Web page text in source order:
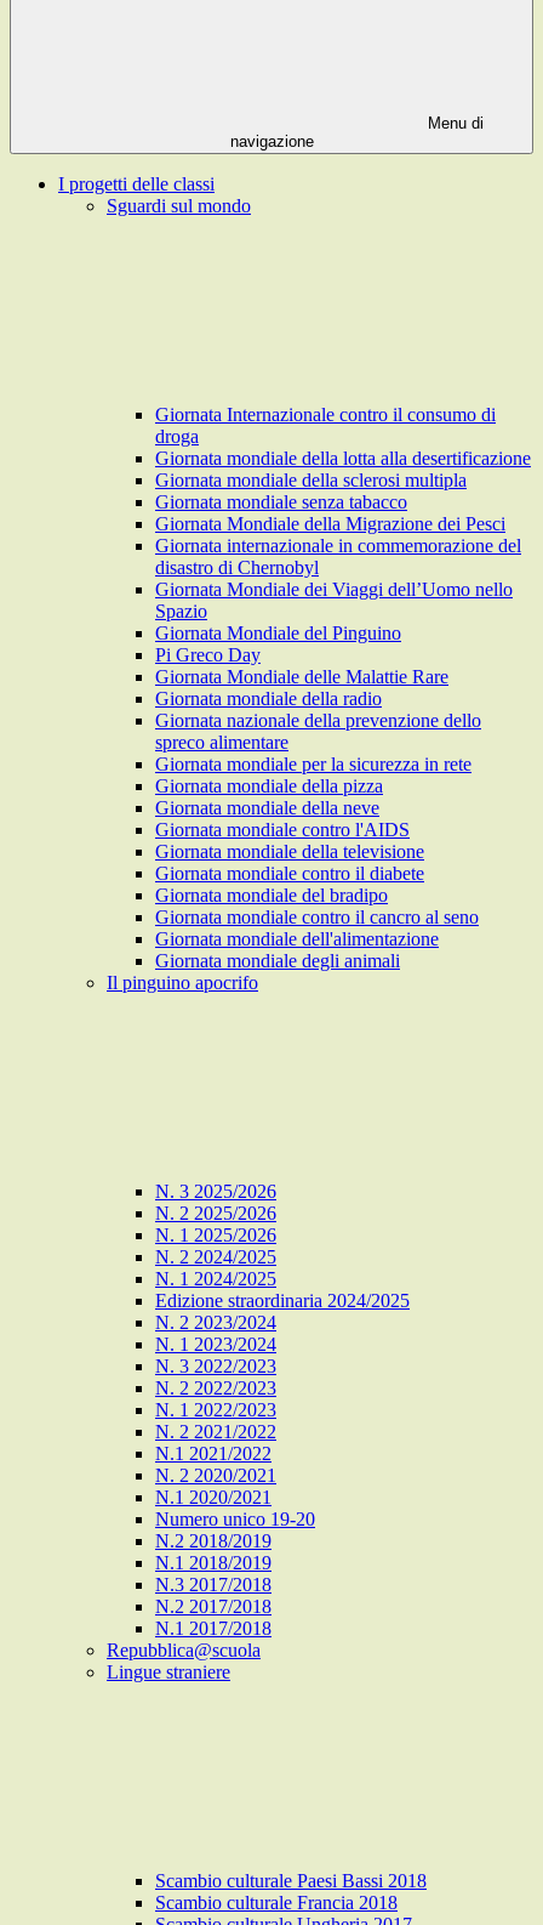
Menu di
navigazione
I progetti delle classi
Sguardi sul mondo
Giornata Internazionale contro il consumo di
droga
Giornata mondiale della lotta alla desertificazione
Giornata mondiale della sclerosi multipla
Giornata mondiale senza tabacco
Giornata Mondiale della Migrazione dei Pesci
Giornata internazionale in commemorazione del
disastro di Chernobyl
Giornata Mondiale dei Viaggi dell’Uomo nello
Spazio
Giornata Mondiale del Pinguino
Pi Greco Day
Giornata Mondiale delle Malattie Rare
Giornata mondiale della radio
Giornata nazionale della prevenzione dello
spreco alimentare
Giornata mondiale per la sicurezza in rete
Giornata mondiale della pizza
Giornata mondiale della neve
Giornata mondiale contro l'AIDS
Giornata mondiale della televisione
Giornata mondiale contro il diabete
Giornata mondiale del bradipo
Giornata mondiale contro il cancro al seno
Giornata mondiale dell'alimentazione
Giornata mondiale degli animali
Il pinguino apocrifo
N. 3 2025/2026
N. 2 2025/2026
N. 1 2025/2026
N. 2 2024/2025
N. 1 2024/2025
Edizione straordinaria 2024/2025
N. 2 2023/2024
N. 1 2023/2024
N. 3 2022/2023
N. 2 2022/2023
N. 1 2022/2023
N. 2 2021/2022
N.1 2021/2022
N. 2 2020/2021
N.1 2020/2021
Numero unico 19-20
N.2 2018/2019
N.1 2018/2019
N.3 2017/2018
N.2 2017/2018
N.1 2017/2018
Repubblica@scuola
Lingue straniere
Scambio culturale Paesi Bassi 2018
Scambio culturale Francia 2018